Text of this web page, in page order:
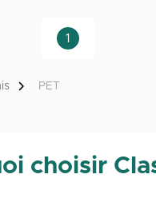
1
PET
choisir